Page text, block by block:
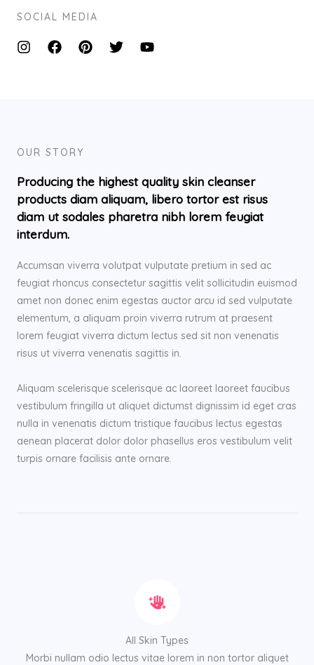
SOCIAL MEDIA
OUR STORY
Producing the highest quality skin cleanser
products diam aliquam, libero tortor est risus
diam ut sodales pharetra nibh lorem feugiat
interdum.
Accumsan viverra volutpat vulputate pretium in sed ac
feugiat rhoncus consectetur sagittis velit sollicitudin euismod
amet non donec enim egestas auctor arcu id sed vulputate
elementum, a aliquam proin viverra rutrum at praesent
lorem feugiat viverra dictum lectus sed sit non venenatis
risus ut viverra venenatis sagittis in.
Aliquam scelerisque scelerisque ac laoreet laoreet faucibus
vestibulum fringilla ut aliquet dictumst dignissim id eget cras
nulla in venenatis dictum tristique faucibus lectus egestas
aenean placerat dolor dolor phasellus eros vestibulum velit
turpis ornare facilisis ante ornare.
All Skin Types
Morbi nullam odio lectus vitae lorem in non tortor aliquet